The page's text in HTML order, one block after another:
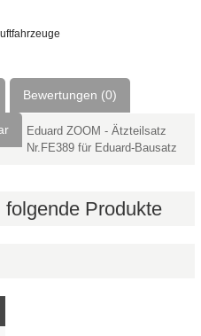
Bewertungen (0)
Eduard ZOOM - Ätzteilsatz
Nr.FE389 für Eduard-Bausatz
Produkte